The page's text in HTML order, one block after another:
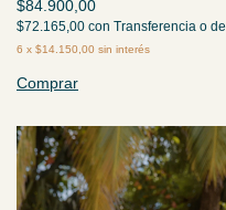
$84.900,00
$72.165,00 con Transferencia o
6 x $14.150,00 sin interés
Comprar